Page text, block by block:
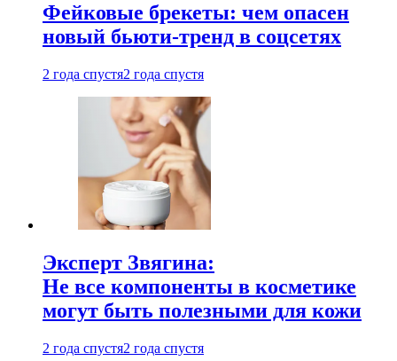
Фейковые брекеты: чем опасен
новый бьюти-тренд в соцсетях
2 года спустя2 года спустя
Эксперт Звягина:
Не все компоненты в косметике
могут быть полезными для кожи
2 года спустя2 года спустя